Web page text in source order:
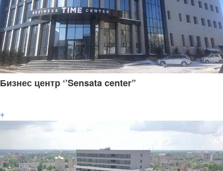
Бизнес центр ‘’Sensata center”
+